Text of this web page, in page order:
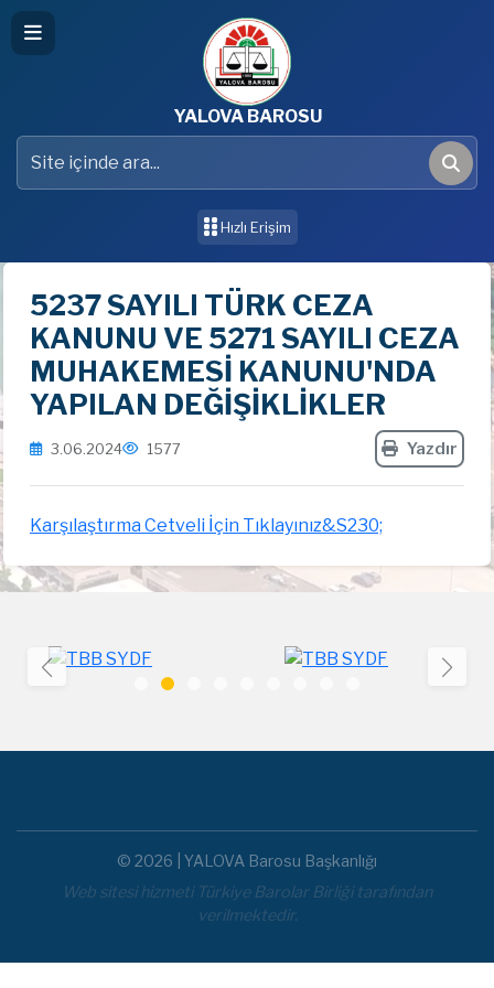
YALOVA BAROSU
Site içinde ara
Ara
Hızlı Erişim
5237 SAYILI TÜRK CEZA
KANUNU VE 5271 SAYILI CEZA
MUHAKEMESİ KANUNU'NDA
YAPILAN DEĞİŞİKLİKLER
3.06.2024 1577 Yazdır
Karşılaştırma Cetveli İçin Tıklayınız&S230;
© 2026 | YALOVA Barosu Başkanlığı
Web sitesi hizmeti Türkiye Barolar Birliği tarafından
verilmektedir.